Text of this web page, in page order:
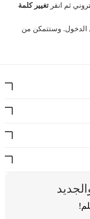
ثم انقرتغيير كلمة
الدخول. وستتمكن من